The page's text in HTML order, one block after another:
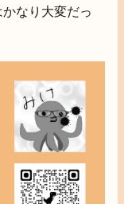
なり大変だっ